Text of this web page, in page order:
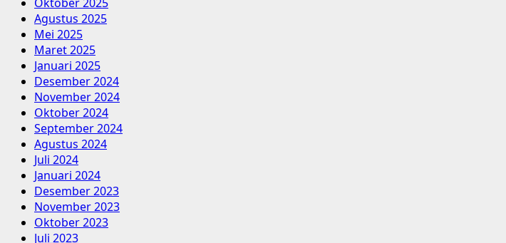
Agustus 2025
Mei 2025
Maret 2025
Januari 2025
Desember 2024
November 2024
Oktober 2024
September 2024
Agustus 2024
Juli 2024
Januari 2024
Desember 2023
November 2023
Oktober 2023
Juli 2023